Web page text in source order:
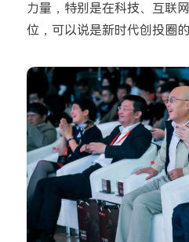
力量，特别是在科技、互联
位，可以说是新时代创投圈的